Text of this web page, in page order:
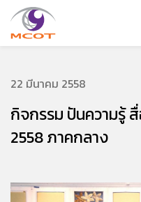
22 มีนาคม 2558
กิจกรรม ปันความรู้
2558 ภาคกลาง